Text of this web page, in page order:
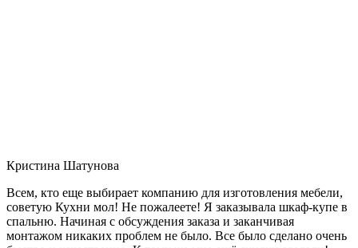
Кристина Шатунова
Всем, кто еще выбирает компанию для изготовления мебели,
советую Кухни мол! Не пожалеете! Я заказывала шкаф-купе в
спальню. Начиная с обсуждения заказа и заканчивая
монтажом никаких проблем не было. Все было сделано очень